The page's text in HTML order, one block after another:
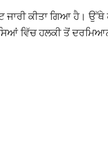
ਕੀਤਾ ਗਿਆ ਹੈ। ਉੱਥੇ
ਵਿੱਚ ਹਲਕੀ ਤੋਂ